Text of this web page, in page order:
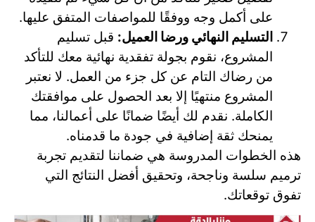
على أكمل وجه ووفقًا للمواصفات المتفق عليها.
التسليم النهائي ورضا العميل: قبل تسليم
المشروع، نقوم بجولة تفقدية نهائية معك للتأكد
من رضاك التام عن كل جزء من العمل. لا نعتبر
المشروع منتهيًا إلا بعد الحصول على موافقتك
الكاملة. نقدم لك أيضًا ضمانًا على أعمالنا، مما
يمنحك ثقة إضافية في جودة ما قدمناه.
هذه الخطوات المدروسة هي ضماننا لتقديم تجربة
ترميم سلسة وناجحة، وتحقيق أفضل النتائج التي
تفوق توقعاتك.